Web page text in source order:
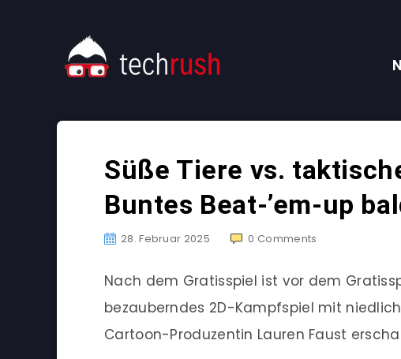
Süße Tiere vs.
Buntes Beat-’em-up
28. Februar 2025 0 Comments
Nach dem Gratisspiel ist vor dem
bezauberndes 2D-Kampfspiel mit
Cartoon-Produzentin Lauren Faust